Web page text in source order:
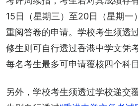
15日（星期三）至20日（星期一
重阅答卷的申请。学校考生须透
修生则可自行透过香港中学文凭
每名考生最多可申请覆核四个科
另外，学校考生须透过学校递交